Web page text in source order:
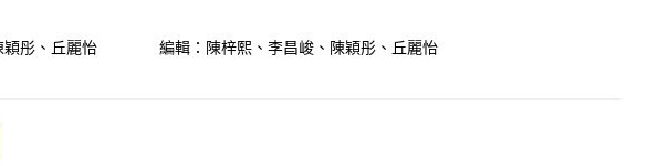
彤、丘麗怡 編輯：陳梓熙、李昌峻、陳穎彤、丘麗怡